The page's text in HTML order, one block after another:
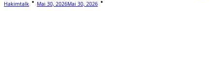
Hakimtalk Mai 30, 2026Mai 30, 2026